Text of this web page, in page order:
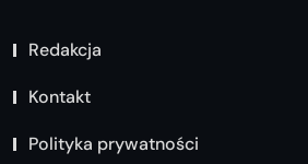
Redakcja
Kontakt
Polityka prywatności